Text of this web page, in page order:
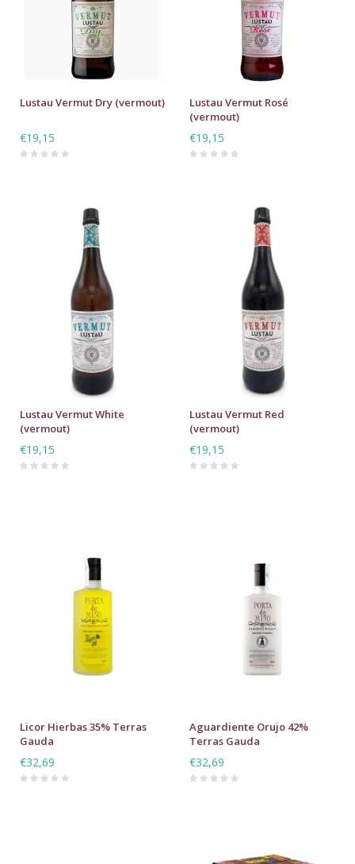
Lustau Vermut Dry (vermout)
€19,15
Lustau Vermut Rosé
(vermout)
€19,15
Lustau Vermut White
(vermout)
€19,15
Lustau Vermut Red
(vermout)
€19,15
Licor Hierbas 35% Terras
Gauda
€32,69
Aguardiente Orujo 42%
Terras Gauda
€32,69